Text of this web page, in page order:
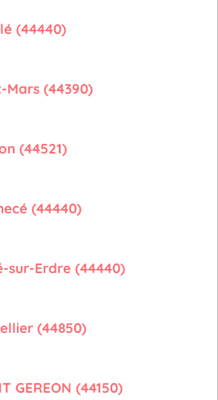
(44440)
Mars (44390)
(44521)
(44440)
sur-Erdre (44440)
(44850)
GEREON (44150)